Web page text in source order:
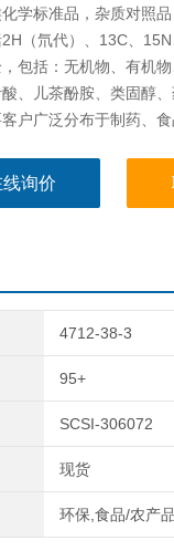
学标准品，杂质对照
（氘代）、13C、
包括：无机物、有机
、儿茶酚胺、类固醇
户广泛分布于制药、
询价
4712-38-3
95+
SCSI-306072
现货
环保,食品/农产